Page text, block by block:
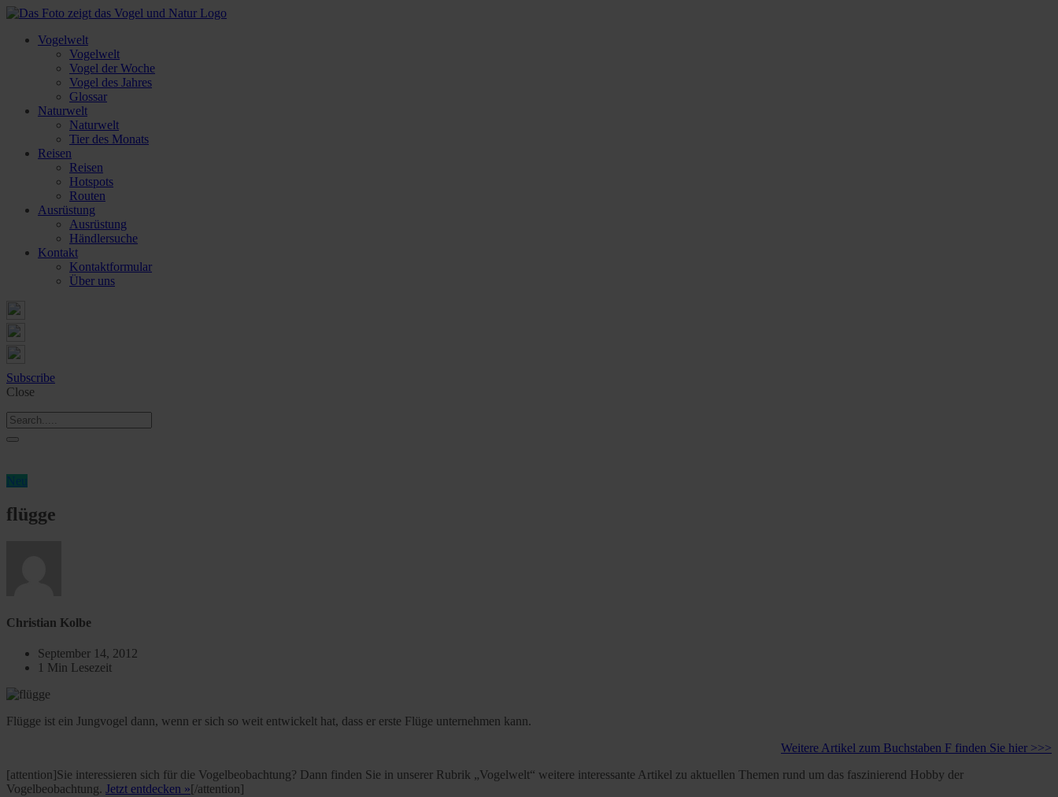
Vogelwelt
Vogelwelt
Vogel der Woche
Vogel des Jahres
Glossar
Naturwelt
Naturwelt
Tier des Monats
Reisen
Reisen
Hotspots
Routen
Ausrüstung
Ausrüstung
Händlersuche
Kontakt
Kontaktformular
Über uns
Subscribe
Close
flügge
Christian Kolbe
September 14, 2012
1 Min Lesezeit
Flügge ist ein Jungvogel dann, wenn er sich so weit entwickelt hat, dass er erste Flüge unternehmen kann.
Weitere Artikel zum Buchstaben F finden Sie hier >>>
[attention]Sie interessieren sich für die Vogelbeobachtung? Dann finden Sie in unserer Rubrik „Vogelwelt“ weitere interessante Artikel zu aktuellen Themen rund um das faszinierend Hobby der
Vogelbeobachtung. Jetzt entdecken »[/attention]